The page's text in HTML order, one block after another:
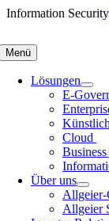
Zum
Menü
Lösungen
E-
Cloud
Über uns
Allgeier-
Allgeier
Information Security